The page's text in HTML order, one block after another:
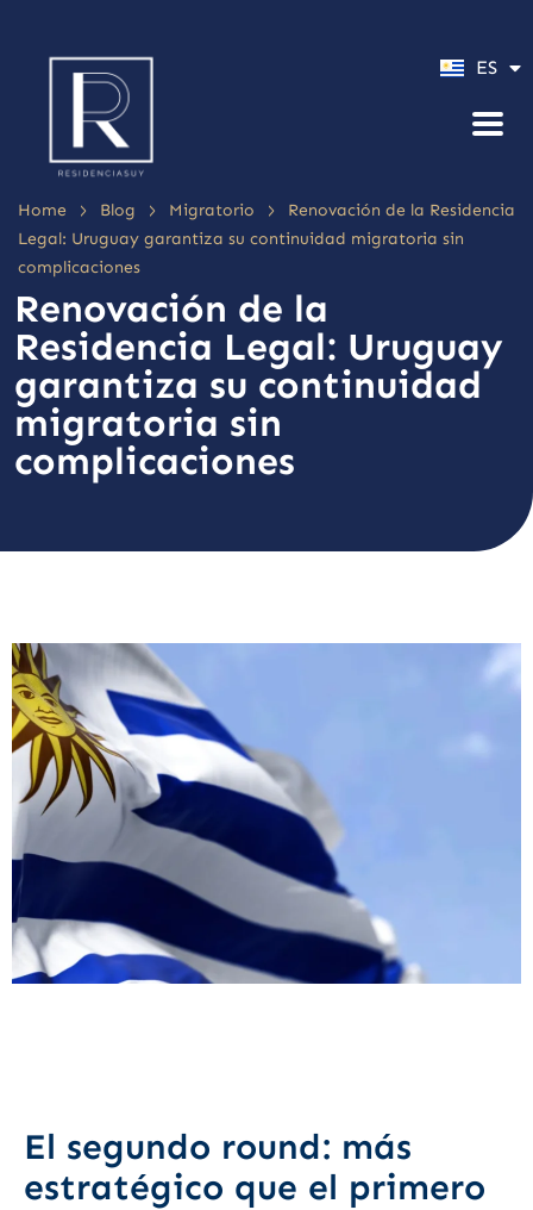
ES
EN
Home > Blog > Migratorio >
Renovación de la Residencia
Legal: Uruguay garantiza su continuidad migratoria sin
complicaciones
Renovación de la
Residencia Legal: Uruguay
garantiza su continuidad
migratoria sin
complicaciones
El segundo round: más
estratégico que el primero